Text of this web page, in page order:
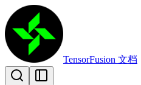
TensorFusion 文档